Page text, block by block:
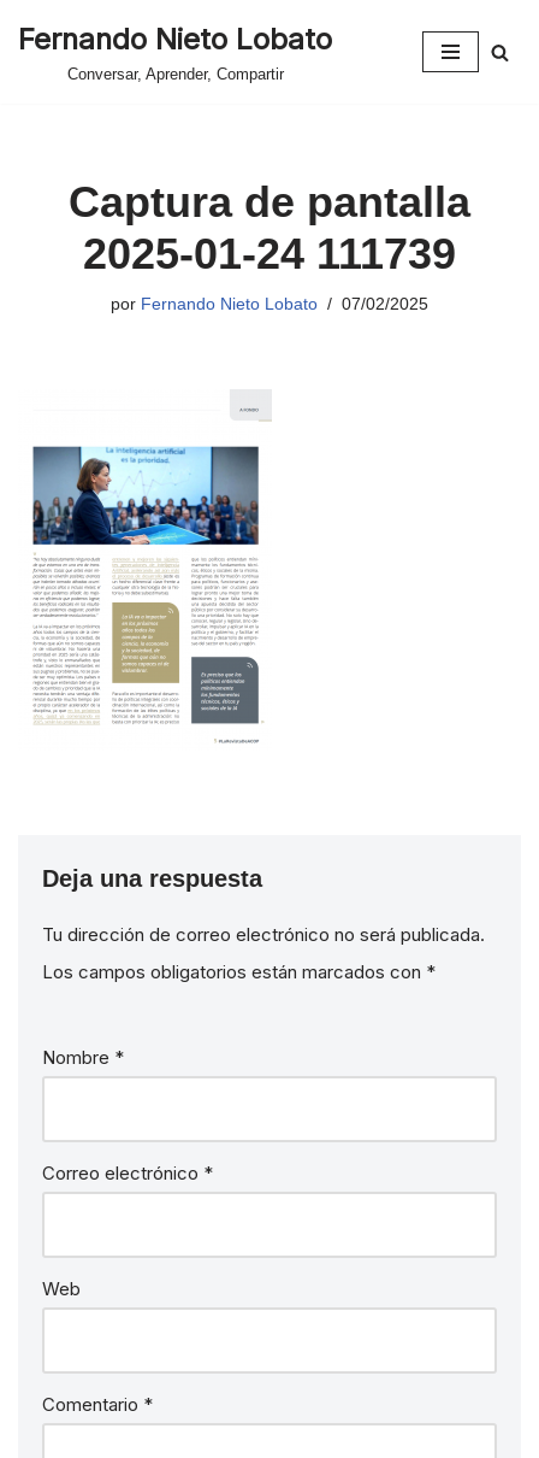
Fernando Nieto Lobato
Conversar, Aprender, Compartir
Captura de pantalla
2025-01-24 111739
por Fernando Nieto Lobato 07/02/2025
Deja una respuesta
Tu dirección de correo electrónico no será publicada.
Los campos obligatorios están marcados con *
Nombre *
Correo electrónico *
Web
Comentario *